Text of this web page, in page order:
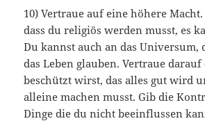
10) Vertraue auf eine höhere
dass du religiös werden musst, es
Du kannst auch an das Universum,
das Leben glauben. Vertraue darauf
beschützt wirst, das alles gut wird
alleine machen musst. Gib die
Dinge die du nicht beeinflussen